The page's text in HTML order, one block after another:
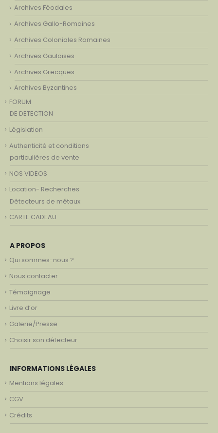
Archives Féodales
Archives Gallo-Romaines
Archives Coloniales Romaines
Archives Gauloises
Archives Grecques
Archives Byzantines
FORUM
DE DETECTION
Législation
Authenticité et conditions
particulières de vente
NOS VIDEOS
Location- Recherches
Détecteurs de métaux
CARTE CADEAU
A PROPOS
Qui sommes-nous ?
Nous contacter
Témoignage
Livre d’or
Galerie/Presse
Choisir son détecteur
INFORMATIONS LÉGALES
Mentions légales
CGV
Crédits